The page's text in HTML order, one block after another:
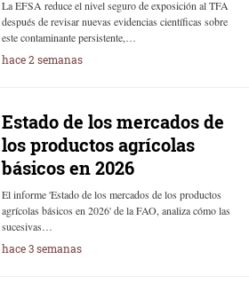
La EFSA reduce el nivel seguro de exposición al TFA
después de revisar nuevas evidencias científicas sobre
este contaminante persistente,…
hace 2 semanas
Estado de los mercados de
los productos agrícolas
básicos en 2026
El informe 'Estado de los mercados de los productos
agrícolas básicos en 2026' de la FAO, analiza cómo las
sucesivas…
hace 3 semanas